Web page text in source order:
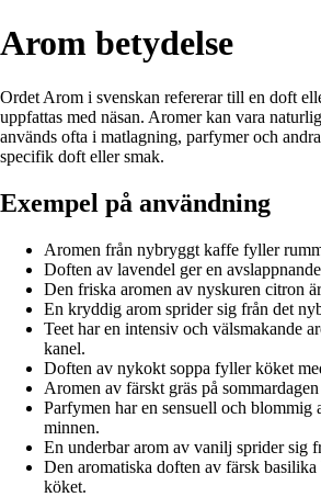
Arom betydelse
Ordet Arom i svenskan refererar till en doft
uppfattas med näsan. Aromer kan vara
används ofta i matlagning, parfymer och
specifik doft eller smak.
Exempel på användning
Aromen från nybryggt kaffe fyller
Doften av lavendel ger en
Den friska aromen av nyskuren citron
En kryddig arom sprider sig från det
Teet har en intensiv och välsmakande
kanel.
Doften av nykokt soppa fyller köket
Aromen av färskt gräs på
Parfymen har en sensuell och blommig
minnen.
En underbar arom av vanilj sprider sig
Den aromatiska doften av färsk
köket.